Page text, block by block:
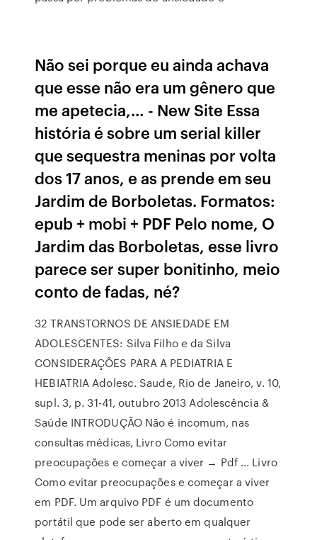
Não sei porque eu ainda achava
que esse não era um gênero que
me apetecia,… - New Site Essa
história é sobre um serial killer
que sequestra meninas por volta
dos 17 anos, e as prende em seu
Jardim de Borboletas. Formatos:
epub + mobi + PDF Pelo nome, O
Jardim das Borboletas, esse livro
parece ser super bonitinho, meio
conto de fadas, né?
32 TRANSTORNOS DE ANSIEDADE EM
ADOLESCENTES: Silva Filho e da Silva
CONSIDERAÇÕES PARA A PEDIATRIA E
HEBIATRIA Adolesc. Saude, Rio de Janeiro, v. 10,
supl. 3, p. 31-41, outubro 2013 Adolescência &
Saúde INTRODUÇÃO Não é incomum, nas
consultas médicas, Livro Como evitar
preocupações e começar a viver → Pdf ... Livro
Como evitar preocupações e começar a viver
em PDF. Um arquivo PDF é um documento
portátil que pode ser aberto em qualquer